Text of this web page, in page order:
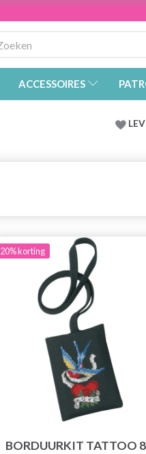
ACCESSOIRES
20% korting
BORDUURKIT TATTOO